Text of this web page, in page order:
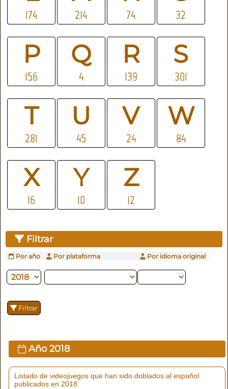
174 214 74 32
P
156
Q
4
R
139
S
301
T
281
U
45
V
24
W
84
X
16
Y
10
Z
12
Filtrar
Por año Por plataforma Por idioma original
Filtrar
Año2018
Listado de videojuegos que han sido doblados al español
publicados en 2018